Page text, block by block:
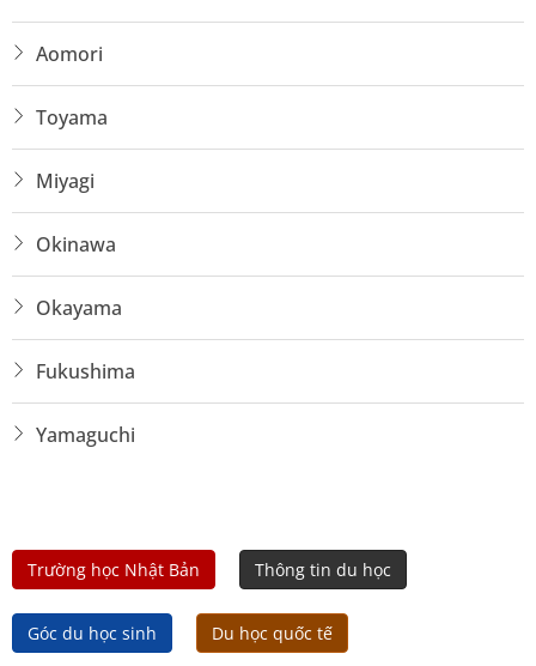
Aomori
Toyama
Miyagi
Okinawa
Okayama
Fukushima
Yamaguchi
Trường học Nhật Bản Thông tin du học
Góc du học sinh Du học quốc tế